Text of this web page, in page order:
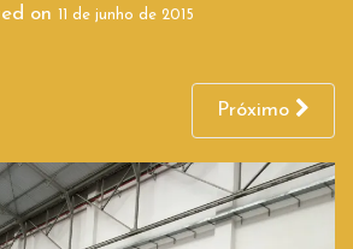
on 11 de junho de 2015
Próximo